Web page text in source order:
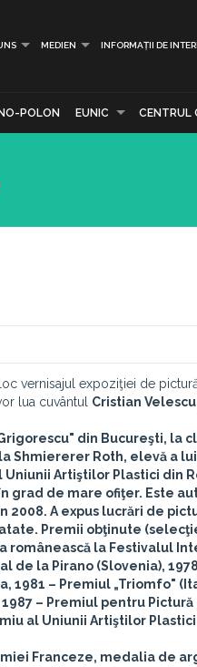
MEDIEN INFORMAȚII DE
POLON EUNIC CENTRUL
loc vernisajul expoziţiei de
lua cuvântul Cristian Velescu
din Bucureşti, la
Shmiererer Roth, elevă a
Artiştilor Plastici din
grad de mare ofiţer. Este
2008. A expus lucrări de
Premii obţinute
românească la Festivalul
de la Pirano (Slovenia),
1981 – Premiul „Triomfo"
– Premiul pentru Pictură
al Uniunii Artiştilor
Franceze, medalia de